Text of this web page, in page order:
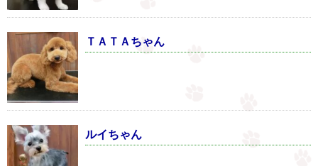
ＴＡＴＡちゃん
ルイちゃん